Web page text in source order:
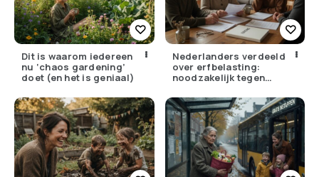
Dit is waarom iedereen
nu ‘chaos gardening’
doet (en het is geniaal)
Nederlanders verdeeld
over erfbelasting:
noodzakelijk tegen